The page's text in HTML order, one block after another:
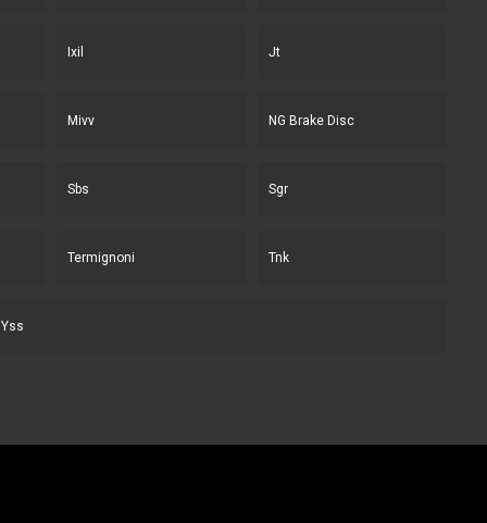
Ixil Jt
Mivv NG Brake Disc
Sbs Sgr
Termignoni Tnk
Yss